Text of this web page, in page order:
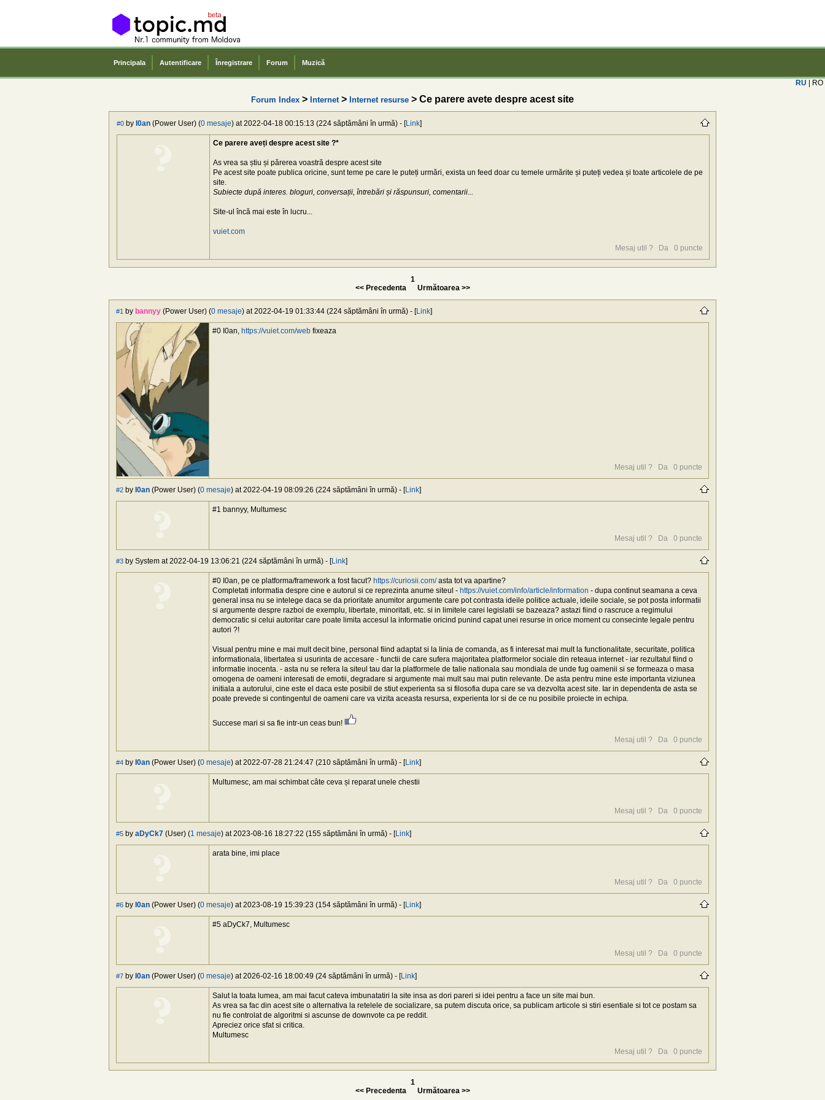
Principala Autentificare Înregistrare Forum Muzică
RU | RO
Forum Index > Internet > Internet resurse > Ce parere avete despre acest site
#0 by I0an (Power User) (0 mesaje) at 2022-04-18 00:15:13 (224 săptămâni în urmă) - [Link]
Ce parere aveți despre acest site ?*
As vrea sa știu și părerea voastră despre acest site
Pe acest site poate publica oricine, sunt teme pe care le puteți urmări, exista un feed doar cu temele urmărite și puteți vedea și toate articolele de pe
site.
Subiecte după interes. bloguri, conversații, întrebări și răspunsuri, comentarii...
Site-ul încă mai este în lucru...
vuiet.com
Mesaj util ?
Da 0 puncte
1
<< Precedenta
Următoarea >>
#1 by bannyy (Power User) (0 mesaje) at 2022-04-19 01:33:44 (224 săptămâni în urmă) - [Link]
#0 I0an, https://vuiet.com/web fixeaza
Mesaj util ? Da 0 puncte
#2 by I0an (Power User) (0 mesaje) at 2022-04-19 08:09:26 (224 săptămâni în urmă) - [Link]
#1 bannyy, Multumesc
Mesaj util ? Da 0 puncte
#3 by System at 2022-04-19 13:06:21 (224 săptămâni în urmă) - [Link]
#0 I0an, pe ce platforma/framework a fost facut? https://curiosii.com/asta tot va apartine?
Completati informatia despre cine e autorul si ce reprezinta anume siteul - https://vuiet.com/info/article/information - dupa continut seamana a ceva
general insa nu se intelege daca se da prioritate anumitor argumente care pot contrasta ideile politice actuale, ideile sociale, se pot posta informatii
si argumente despre razboi de exemplu, libertate, minoritati, etc. si in limitele carei legislatii se bazeaza? astazi fiind o rascruce a regimului
democratic si celui autoritar care poate limita accesul la informatie oricind punind capat unei resurse in orice moment cu consecinte legale pentru
autori ?!
Visual pentru mine e mai mult decit bine, personal fiind adaptat si la linia de comanda, as fi interesat mai mult la functionalitate, securitate, politica
informationala, libertatea si usurinta de accesare - functii de care sufera majoritatea platformelor sociale din reteaua internet - iar rezultatul fiind o
informatie inocenta. - asta nu se refera la siteul tau dar la platformele de talie nationala sau mondiala de unde fug oamenii si se formeaza o masa
omogena de oameni interesati de emotii, degradare si argumente mai mult sau mai putin relevante. De asta pentru mine este importanta viziunea
initiala a autorului, cine este el daca este posibil de stiut experienta sa si filosofia dupa care se va dezvolta acest site. Iar in dependenta de asta se
poate prevede si contingentul de oameni care va vizita aceasta resursa, experienta lor si de ce nu posibile proiecte in echipa.
Succese mari si sa fie intr-un ceas bun!
Mesaj util ?
Da 0 puncte
#4 by I0an (Power User) (0 mesaje) at 2022-07-28 21:24:47 (210 săptămâni în urmă) - [Link]
Multumesc, am mai schimbat câte ceva și reparat unele chestii
Mesaj util ? Da 0 puncte
#5 by aDyCk7 (User) (1 mesaje) at 2023-08-16 18:27:22 (155 săptămâni în urmă) - [Link]
arata bine, imi place
Mesaj util ? Da 0 puncte
#6 by I0an (Power User) (0 mesaje) at 2023-08-19 15:39:23 (154 săptămâni în urmă) - [Link]
#5 aDyCk7, Multumesc
Mesaj util ? Da 0 puncte
#7 by I0an (Power User) (0 mesaje) at 2026-02-16 18:00:49 (24 săptămâni în urmă) - [Link]
Salut la toata lumea, am mai facut cateva imbunatatiri la site insa as dori pareri si idei pentru a face un site mai bun.
As vrea sa fac din acest site o alternativa la retelele de socializare, sa putem discuta orice, sa publicam articole si stiri esentiale si tot ce postam sa
nu fie controlat de algoritmi si ascunse de downvote ca pe reddit.
Apreciez orice sfat si critica.
Multumesc
Mesaj util ?
Da 0 puncte
1
<< Precedenta
Următoarea >>